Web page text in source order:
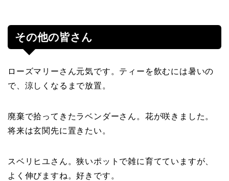
その他の皆さん
ローズマリーさん元気です。ティーを飲むには暑いの
で、涼しくなるまで放置。
廃棄で拾ってきたラベンダーさん。花が咲きました。
将来は玄関先に置きたい。
スベリヒユさん。狭いポットで雑に育てていますが、
よく伸びますね。好きです。